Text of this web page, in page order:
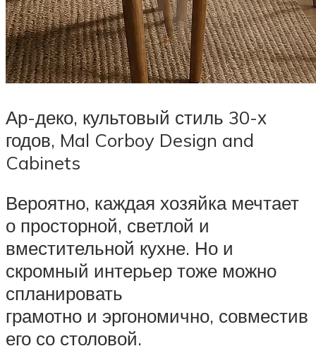
Ар-деко, культовый стиль 30-х
годов, Mal Corboy Design and
Cabinets
Вероятно, каждая хозяйка мечтает
о просторной, светлой и
вместительной кухне. Но и
скромный интерьер тоже можно
спланировать
грамотно и эргономично, совместив
его со столовой.